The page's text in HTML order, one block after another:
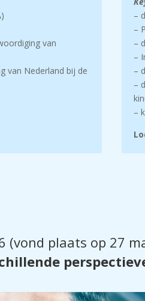
van
van Nederland bij de
–
–
–
–
–
–
–
(vond plaats op 27